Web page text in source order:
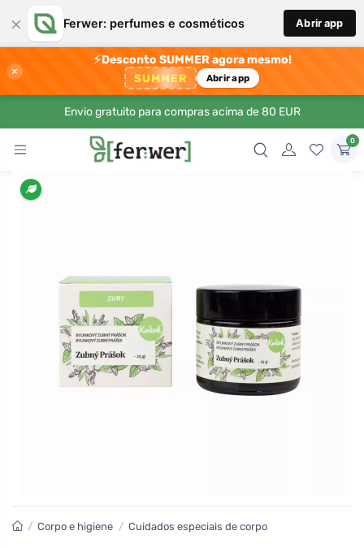
× Ferwer: perfumes e cosméticos Abrir app
×
⚡Desconto SUMMER agora mesmo!
SUMMER Abrir app
Envio gratuito para compras acima de 80 EUR
0
/ Corpo e higiene / Cuidados especiais de corpo